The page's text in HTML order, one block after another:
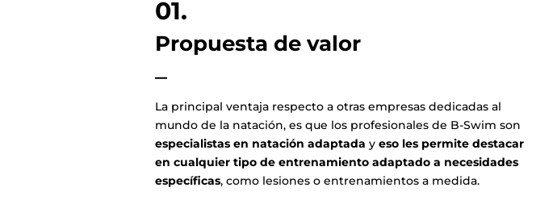
01.
Propuesta de valor
–
La principal ventaja respecto a otras empresas dedicadas al
mundo de la natación, es que los profesionales de B-Swim son
especialistas en natación adaptada y eso les permite destacar
en cualquier tipo de entrenamiento adaptado a necesidades
específicas, como lesiones o entrenamientos a medida.